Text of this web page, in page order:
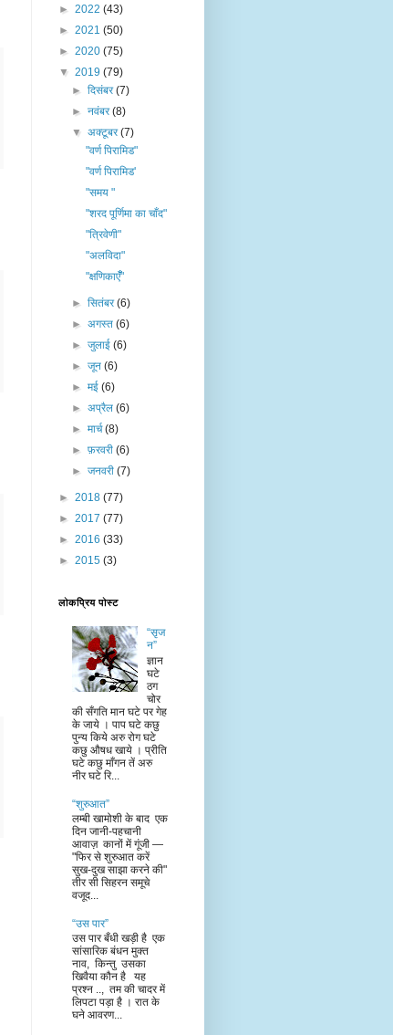
► 2022 (43)
► 2021 (50)
► 2020 (75)
▼ 2019 (79)
►दिसंबर(7)
►नवंबर(8)
▼अक्टूबर(7)
"वर्ण पिरामिड"
"वर्ण पिरामिड'
"समय "
"शरद पूर्णिमा का चाँद"
"त्रिवेणी"
"अलविदा"
"क्षणिकाएँँ"
►सितंबर(6)
►अगस्त(6)
►जुलाई(6)
►जून(6)
►मई(6)
►अप्रैल(6)
►मार्च(8)
►फ़रवरी(6)
►जनवरी(7)
► 2018 (77)
► 2017 (77)
► 2016 (33)
► 2015 (3)
लोकप्रिय पोस्ट
“सृज
न”
ज्ञान
घटे
ठग
चोर
की सँगति मान घटे पर गेह
के जाये । पाप घटे कछु
पुन्य किये अरु रोग घटे
कछु औषध खाये । प्रीति
घटे कछु माँगन तें अरु
नीर घटे रि...
“शुरुआत”
लम्बी खामोशी के बाद एक
दिन जानी-पहचानी
आवाज़ कानों में गूंजी —
"फिर से शुरुआत करें
सुख-दुख साझा करने की"
तीर सी सिहरन समूचे
वजूद...
“उस पार”
उस पार बँधी खड़ी है एक
सांसारिक बंधन मुक्त
नाव, किन्तु उसका
खिवैया कौन है यह
प्रश्न .., तम की चादर में
लिपटा पड़ा है । रात के
घने आवरण...